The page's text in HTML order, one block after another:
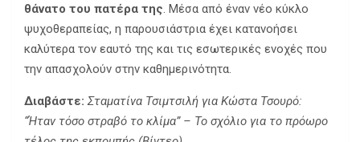
θάνατο του πατέρα της. Μέσα από έναν νέο κύκλο
ψυχοθεραπείας, η παρουσιάστρια έχει κατανοήσει
καλύτερα τον εαυτό της και τις εσωτερικές ενοχές που
την απασχολούν στην καθημερινότητα.
Διαβάστε:Σταματίνα Τσιμτσιλή για Κώστα Τσουρό:
“Ήταν τόσο στραβό το κλίμα” – Το σχόλιο για το πρόωρο